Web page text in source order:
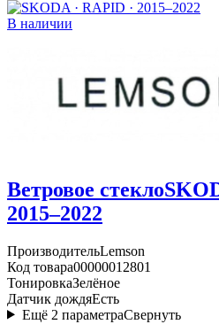
В наличии
Ветровое стекло
2015–2022
ПроизводительLemson
Код товара00000012801
ТонировкаЗелёное
Датчик дождяЕсть
Ещё 2 параметраСвернуть